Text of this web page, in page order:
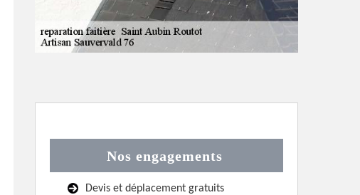
Nos engagements
Devis et déplacement gratuits